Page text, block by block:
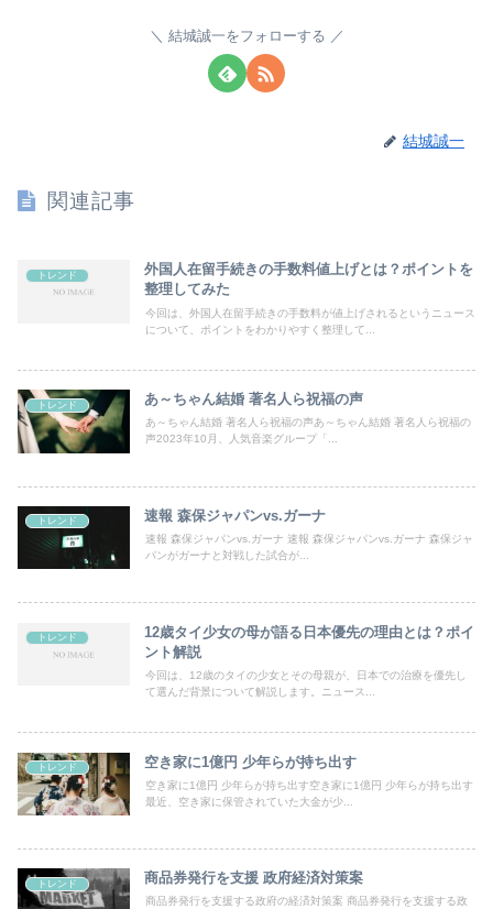
結城誠一をフォローする
結城誠一
関連記事
トレンド
外国人在留手続きの手数料値上げとは？ポイントを
整理してみた
今回は、外国人在留手続きの手数料が値上げされるというニュース
について、ポイントをわかりやすく整理して...
トレンド あ～ちゃん結婚 著名人ら祝福の声
あ～ちゃん結婚 著名人ら祝福の声あ～ちゃん結婚 著名人ら祝福の
声2023年10月、人気音楽グループ「...
トレンド 速報 森保ジャパンvs.ガーナ
速報 森保ジャパンvs.ガーナ 速報 森保ジャパンvs.ガーナ 森保ジャ
パンがガーナと対戦した試合が...
トレンド
12歳タイ少女の母が語る日本優先の理由とは？ポイ
ント解説
今回は、12歳のタイの少女とその母親が、日本での治療を優先し
て選んだ背景について解説します。ニュース...
トレンド 空き家に1億円 少年らが持ち出す
空き家に1億円 少年らが持ち出す空き家に1億円 少年らが持ち出す
最近、空き家に保管されていた大金が少...
トレンド 商品券発行を支援 政府経済対策案
商品券発行を支援する政府の経済対策案 商品券発行を支援する政